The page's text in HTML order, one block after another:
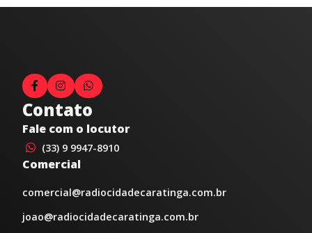
Contato
Fale com o locutor
(33) 9 9947-8910
Comercial
comercial@radiocidadecaratinga.com.br
joao@radiocidadecaratinga.com.br